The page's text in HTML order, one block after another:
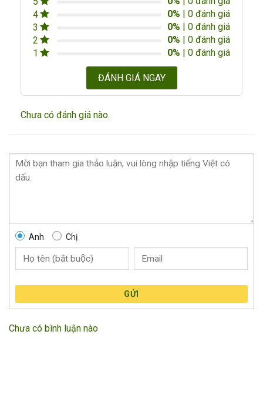
4
0% | 0 đánh giá
3
0% | 0 đánh giá
2
0% | 0 đánh giá
1
0% | 0 đánh giá
ĐÁNH GIÁ NGAY
Chưa có đánh giá nào.
Anh Chị
GỬI
Chưa có bình luận nào